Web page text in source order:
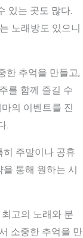
있는 곳도 많다.
노래방도 있으니
한 추억을 만들고,
를 함께 즐길 수
의 이벤트를 진
.
히 주말이나 공휴
통해 원하는 시
고의 노래와 분
소중한 추억을 만